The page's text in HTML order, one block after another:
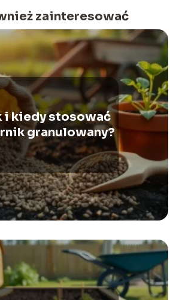
zainteresować
i kiedy stosować
granulowany?